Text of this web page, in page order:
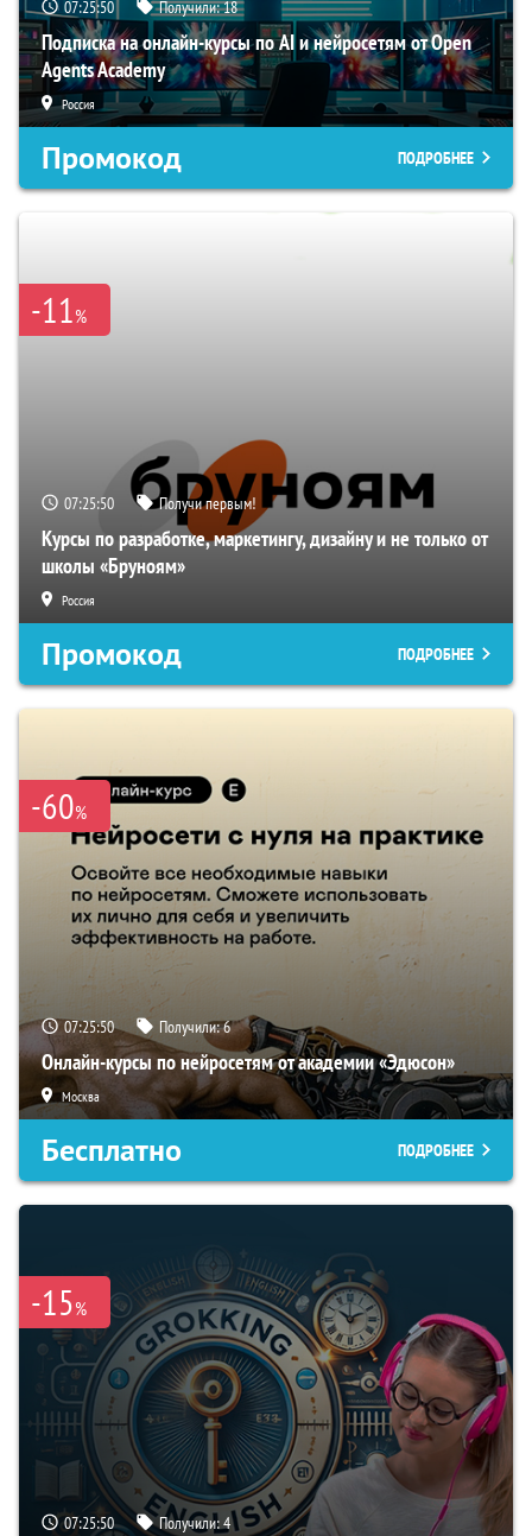
07:25:49 Получили:18
Подписка на онлайн-курсы по AI и нейросетям от Open
Agents Academy
Россия
Промокод ПОДРОБНЕЕ
-11%
07:25:49 Получи первым!
Курсы по разработке, маркетингу, дизайну и не только от
школы «Бруноям»
Россия
Промокод ПОДРОБНЕЕ
-60%
07:25:49 Получили:6
Онлайн-курсы по нейросетям от академии «Эдюсон»
Москва
Бесплатно ПОДРОБНЕЕ
-15%
07:25:49 Получили:4